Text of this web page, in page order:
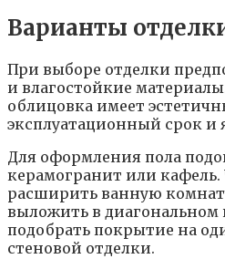
Варианты
При выборе отделки
и влагостойкие
облицовка имеет
эксплуатационный срок и
Для оформления пола
керамогранит или кафель.
расширить ванную
выложить в диагональном
подобрать покрытие на
стеновой отделки.